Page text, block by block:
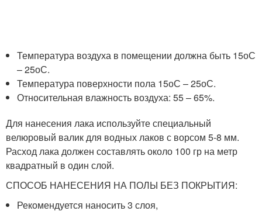
Температура воздуха в помещении должна быть 15оС
– 25оС.
Температура поверхности пола 15оС – 25оС.
Относительная влажность воздуха: 55 – 65%.
Для нанесения лака используйте специальный
велюровый валик для водных лаков с ворсом 5-8 мм.
Расход лака должен составлять около 100 гр на метр
квадратный в один слой.
СПОСОБ НАНЕСЕНИЯ НА ПОЛЫ БЕЗ ПОКРЫТИЯ:
Рекомендуется наносить 3 слоя,